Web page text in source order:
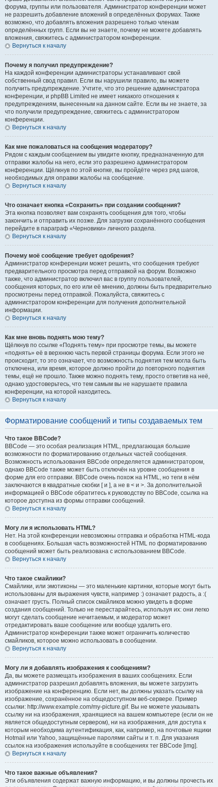
форума, группы или пользователя. Администратор конференции может
не разрешить добавление вложений в определённых форумах. Также
возможно, что добавлять вложения разрешено только членам
определённых групп. Если вы не знаете, почему не можете добавлять
вложения, свяжитесь с администратором конференции.
Вернуться к началу
Почему я получил предупреждение?
На каждой конференции администраторы устанавливают свой
собственный свод правил. Если вы нарушили правило, вы можете
получить предупреждение. Учтите, что это решение администратора
конференции, и phpBB Limited не имеет никакого отношения к
предупреждениям, вынесенным на данном сайте. Если вы не знаете, за
что получили предупреждение, свяжитесь с администратором
конференции.
Вернуться к началу
Как мне пожаловаться на сообщения модератору?
Рядом с каждым сообщением вы увидите кнопку, предназначенную для
отправки жалобы на него, если это разрешено администратором
конференции. Щёлкнув по этой кнопке, вы пройдёте через ряд шагов,
необходимых для оправки жалобы на сообщение.
Вернуться к началу
Что означает кнопка «Сохранить» при создании сообщения?
Эта кнопка позволяет вам сохранять сообщения для того, чтобы
закончить и отправить их позже. Для загрузки сохранённого сообщения
перейдите в параграф «Черновики» личного раздела.
Вернуться к началу
Почему моё сообщение требует одобрения?
Администратор конференции может решить, что сообщения требуют
предварительного просмотра перед отправкой на форум. Возможно
также, что администратор включил вас в группу пользователей,
сообщения которых, по его или её мнению, должны быть предварительно
просмотрены перед отправкой. Пожалуйста, свяжитесь с
администратором конференции для получения дополнительной
информации.
Вернуться к началу
Как мне вновь поднять мою тему?
Щёлкнув по ссылке «Поднять тему» при просмотре темы, вы можете
«поднять» её в верхнюю часть первой страницы форума. Если этого не
происходит, то это означает, что возможность поднятия тем могла быть
отключена, или время, которое должно пройти до повторного поднятия
темы, ещё не прошло. Также можно поднять тему, просто ответив на неё,
однако удостоверьтесь, что тем самым вы не нарушаете правила
конференции, на которой находитесь.
Вернуться к началу
Форматирование сообщений и типы создаваемых тем
Что такое BBCode?
BBCode — это особая реализация HTML, предлагающая большие
возможности по форматированию отдельных частей сообщения.
Возможность использования BBCode определяется администратором,
однако BBCode также может быть отключён на уровне сообщения в
форме для его отправки. BBCode очень похож на HTML, но теги в нём
заключаются в квадратные скобки [ и ], а не в < и >. За дополнительной
информацией о BBCode обратитесь к руководству по BBCode, ссылка на
которое доступна из формы отправки сообщений.
Вернуться к началу
Могу ли я использовать HTML?
Нет. На этой конференции невозможны отправка и обработка HTML-кода
в сообщениях. Большая часть возможностей HTML по форматированию
сообщений может быть реализована с использованием BBCode.
Вернуться к началу
Что такое смайлики?
Смайлики, или эмотиконы — это маленькие картинки, которые могут быть
использованы для выражения чувств, например :) означает радость, а :(
означает грусть. Полный список смайликов можно увидеть в форме
создания сообщений. Только не перестарайтесь, используя их: они легко
могут сделать сообщение нечитаемым, и модератор может
отредактировать ваше сообщение или вообще удалить его.
Администратор конференции также может ограничить количество
смайликов, которое можно использовать в сообщении.
Вернуться к началу
Могу ли я добавлять изображения к сообщениям?
Да, вы можете размещать изображения в ваших сообщениях. Если
администратор разрешил добавлять вложения, вы можете загрузить
изображение на конференцию. Если нет, вы должны указать ссылку на
изображение, сохранённое на общедоступном веб-сервере. Пример
ссылки: http://www.example.com/my-picture.gif. Вы не можете указывать
ссылку ни на изображения, хранящиеся на вашем компьютере (если он не
является общедоступным сервером), ни на изображения, для доступа к
которым необходима аутентификация, как, например, на почтовые ящики
Hotmail или Yahoo, защищённые паролями сайты и т. п. Для указания
ссылок на изображения используйте в сообщениях тег BBCode [img].
Вернуться к началу
Что такое важные объявления?
Эти объявления содержат важную информацию, и вы должны прочесть их